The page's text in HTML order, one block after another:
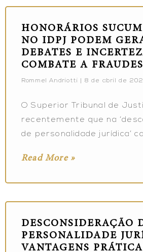
HONORÁRIOS
NO IDPJ PODEM
DEBATES E
COMBATE A FRAUDES
Rommel Andriotti 8 de abril de
O Superior Tribunal de
recentemente que na
de personalidade jurídica’
Read More »
DESCONSIDERAÇÃO
PERSONALIDADE
VANTAGENS